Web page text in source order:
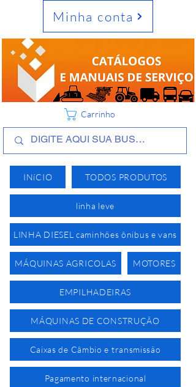
INíCIO TODOS PRODUTOS
linha leve
LINHA DIESEL caminhões ônibus e vans
MÁQUINAS AGRICOLAS MOTORES
EMPILHADEIRAS
MÁQUINAS DE CONSTRUÇÃO
Caixas de Câmbio e transmissão
Pagamento internacional
Minha conta
Carrinho